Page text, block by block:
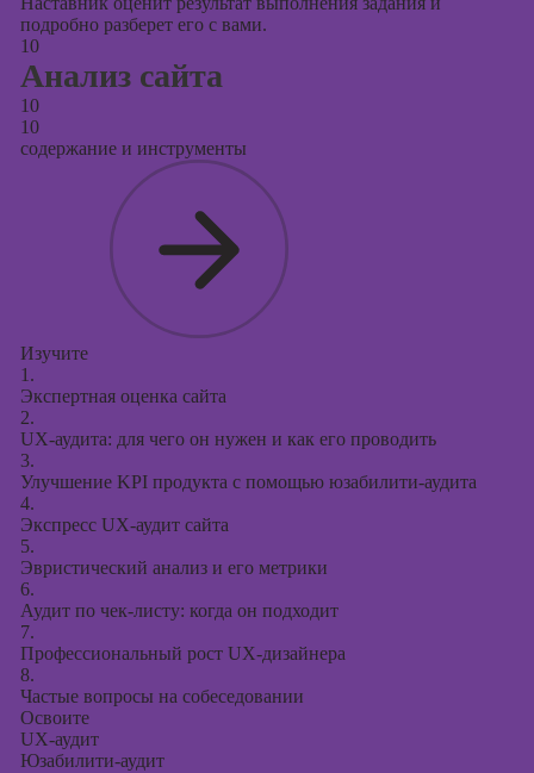
подробно разберет его с вами.
10
Анализ сайта
10
10
содержание и инструменты
Изучите
1.
Экспертная оценка сайта
2.
UX-аудита: для чего он нужен и как его проводить
3.
Улучшение KPI продукта с помощью юзабилити-аудита
4.
Экспресс UX-аудит сайта
5.
Эвристический анализ и его метрики
6.
Аудит по чек-листу: когда он подходит
7.
Профессиональный рост UX-дизайнера
8.
Частые вопросы на собеседовании
Освоите
UX-аудит
Юзабилити-аудит